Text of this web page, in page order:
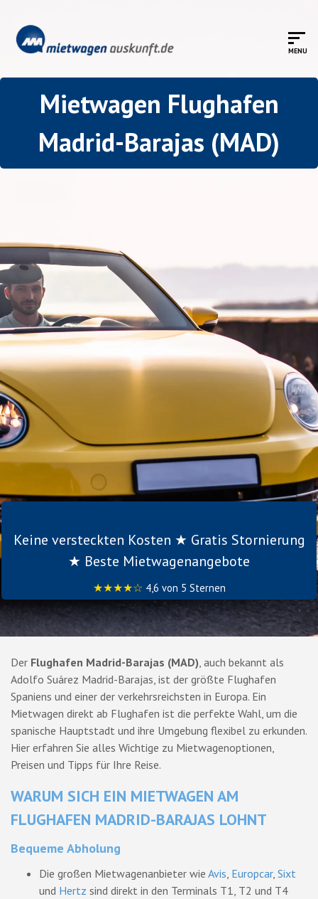
Mietwagen Flughafen
Madrid-Barajas (MAD)
Keine versteckten Kosten ★ Gratis Stornierung
★ Beste Mietwagenangebote
★★★★☆ 4,6 von 5 Sternen
Der Flughafen Madrid-Barajas (MAD), auch bekannt als
Adolfo Suárez Madrid-Barajas, ist der größte Flughafen
Spaniens und einer der verkehrsreichsten in Europa. Ein
Mietwagen direkt ab Flughafen ist die perfekte Wahl, um die
spanische Hauptstadt und ihre Umgebung flexibel zu erkunden.
Hier erfahren Sie alles Wichtige zu Mietwagenoptionen,
Preisen und Tipps für Ihre Reise.
WARUM SICH EIN MIETWAGEN AM
FLUGHAFEN MADRID-BARAJAS LOHNT
Bequeme Abholung
Die großen Mietwagenanbieter wie Avis, Europcar, Sixt
und Hertz sind direkt in den Terminals T1, T2 und T4